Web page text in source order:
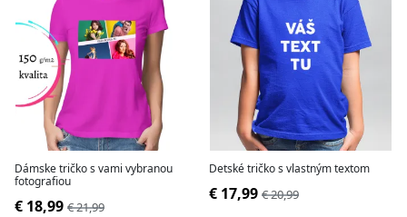
Dámske tričko s vami vybranou
fotografiou
€ 18,99 € 21,99
Detské tričko s vlastným textom
€ 17,99 € 20,99